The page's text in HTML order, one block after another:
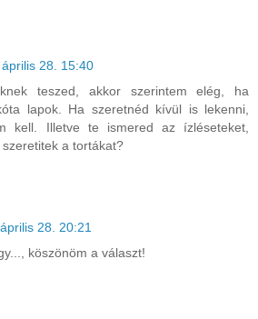
28. 15:40
teszed, akkor szerintem elég, ha
lapok. Ha szeretnéd kívül is lekenni,
kell. Illetve te ismered az ízléseteket,
a tortákat?
28. 20:21
köszönöm a választ!